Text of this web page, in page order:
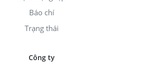
Báo chí
Trạng thái
Công ty